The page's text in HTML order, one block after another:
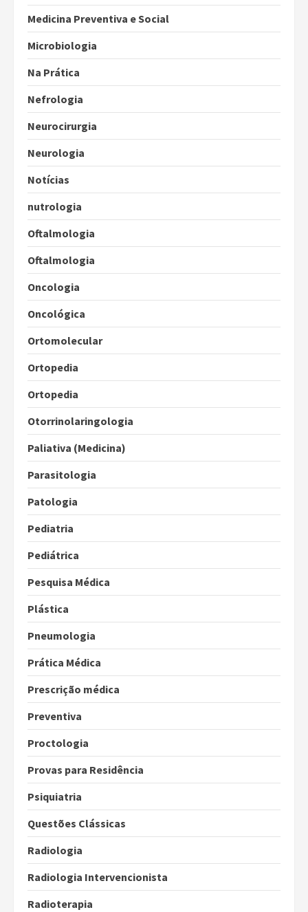
Medicina Preventiva e Social
Microbiologia
Na Prática
Nefrologia
Neurocirurgia
Neurologia
Notícias
nutrologia
Oftalmologia
Oftalmologia
Oncologia
Oncológica
Ortomolecular
Ortopedia
Ortopedia
Otorrinolaringologia
Paliativa (Medicina)
Parasitologia
Patologia
Pediatria
Pediátrica
Pesquisa Médica
Plástica
Pneumologia
Prática Médica
Prescrição médica
Preventiva
Proctologia
Provas para Residência
Psiquiatria
Questões Clássicas
Radiologia
Radiologia Intervencionista
Radioterapia